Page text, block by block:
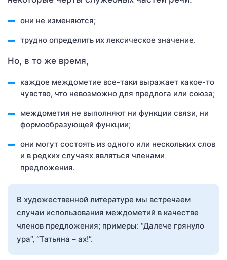
они не изменяются;
трудно определить их лексическое значение.
Но, в то же время,
каждое междометие все-таки выражает какое-то
чувство, что невозможно для предлога или союза;
междометия не выполняют ни функции связи, ни
формообразующей функции;
они могут состоять из одного или нескольких слов
и в редких случаях являться членами
предложения.
В художественной литературе мы встречаем
случаи использования междометий в качестве
членов предложения; примеры: “Далече грянуло
ура”, “Татьяна – ах!”.